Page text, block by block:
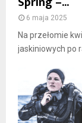
6 maja 2025
Na przełomie
jaskiniowych po